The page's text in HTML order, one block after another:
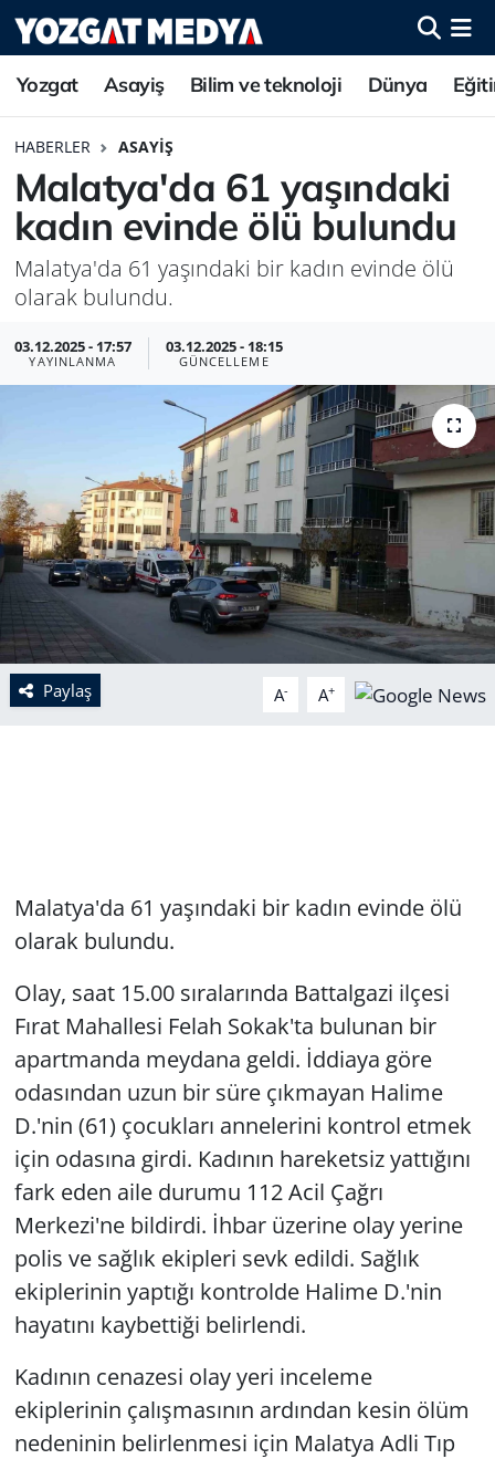
Yozgat Asayiş Bilim ve teknoloji Dünya
HABERLER ASAYIŞ
Malatya'da 61 yaşındaki
kadın evinde ölü bulundu
Malatya'da 61 yaşındaki bir kadın evinde ölü
olarak bulundu.
03.12.2025 - 17:57
YAYINLANMA
03.12.2025 - 18:15
GÜNCELLEME
Paylaş A- A+
Malatya'da 61 yaşındaki bir kadın evinde ölü
olarak bulundu.
Olay, saat 15.00 sıralarında Battalgazi ilçesi
Fırat Mahallesi Felah Sokak'ta bulunan bir
apartmanda meydana geldi. İddiaya göre
odasından uzun bir süre çıkmayan Halime
D.'nin (61) çocukları annelerini kontrol etmek
için odasına girdi. Kadının hareketsiz yattığını
fark eden aile durumu 112 Acil Çağrı
Merkezi'ne bildirdi. İhbar üzerine olay yerine
polis ve sağlık ekipleri sevk edildi. Sağlık
ekiplerinin yaptığı kontrolde Halime D.'nin
hayatını kaybettiği belirlendi.
Kadının cenazesi olay yeri inceleme
ekiplerinin çalışmasının ardından kesin ölüm
nedeninin belirlenmesi için Malatya Adli Tıp